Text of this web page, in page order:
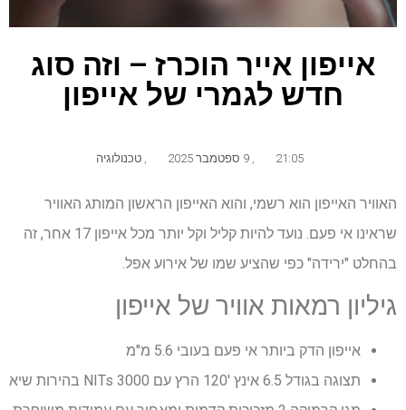
אייפון אייר הוכרז – וזה סוג
חדש לגמרי של אייפון
21:05 9 ספטמבר 2025 טכנולוגיה
האוויר האייפון הוא רשמי, והוא האייפון הראשון המותג האוויר
שראינו אי פעם. נועד להיות קליל וקל יותר מכל אייפון 17 אחר, זה
בהחלט "ירידה" כפי שהציע שמו של אירוע אפל.
גיליון רמאות אוויר של אייפון
אייפון הדק ביותר אי פעם בעובי 5.6 מ"מ
תצוגה בגודל 6.5 אינץ '120 הרץ עם 3000 NITs בהירות שיא